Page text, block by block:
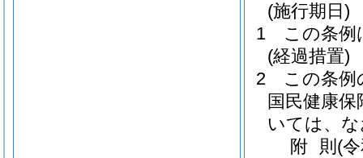
(施行期日)
1
この条例
(経過措置)
2
この条例
国民健康
いては、
附 則 (